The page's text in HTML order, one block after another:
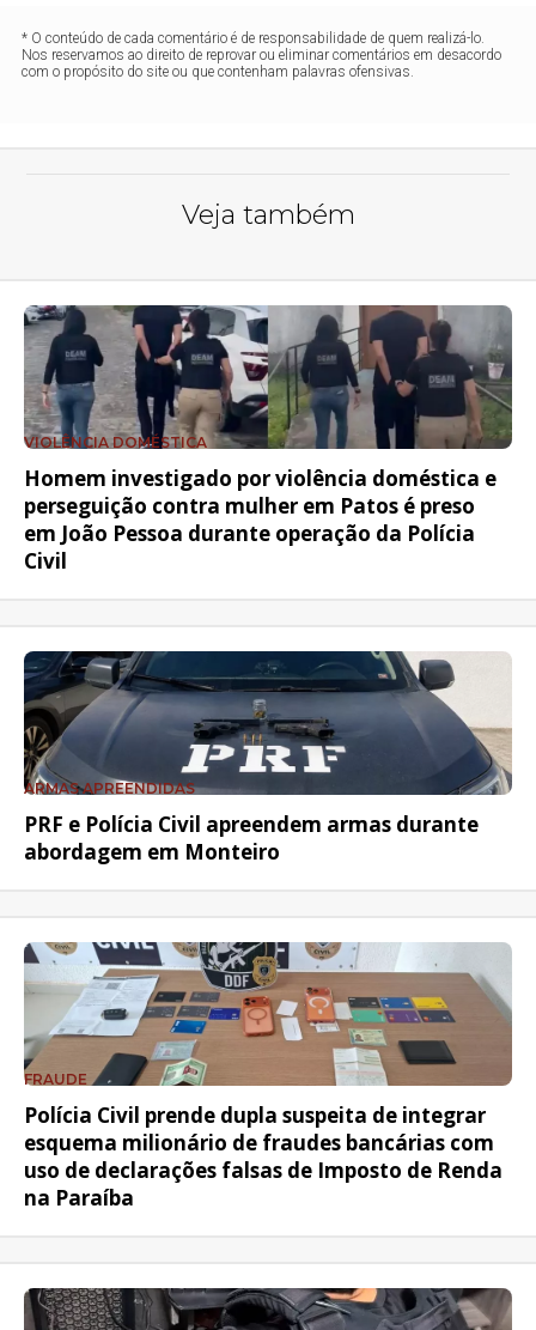
* O conteúdo de cada comentário é de responsabilidade de quem realizá-lo.
Nos reservamos ao direito de reprovar ou eliminar comentários em desacordo
com o propósito do site ou que contenham palavras ofensivas.
Veja também
VIOLÊNCIA DOMÉSTICA
Homem investigado por violência doméstica e
perseguição contra mulher em Patos é preso
em João Pessoa durante operação da Polícia
Civil
ARMAS APREENDIDAS
PRF e Polícia Civil apreendem armas durante
abordagem em Monteiro
FRAUDE
Polícia Civil prende dupla suspeita de integrar
esquema milionário de fraudes bancárias com
uso de declarações falsas de Imposto de Renda
na Paraíba